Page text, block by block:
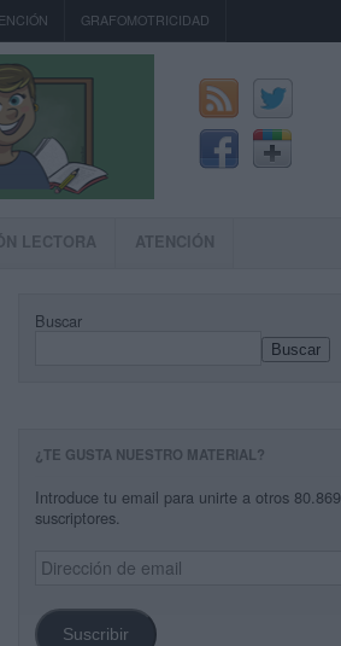
GRAFOMOTRICIDAD
LECTORA ATENCIÓN
Buscar
Buscar
¿TE GUSTA NUESTRO MATERIAL?
Introduce tu email para unirte a otros 80.869
suscriptores.
Dirección
de
Suscribir